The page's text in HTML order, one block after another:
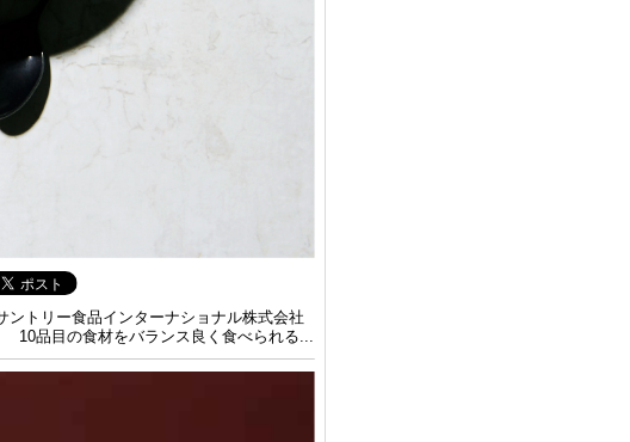
トリー⾷品インターナショナル株式会社
10品⽬の⾷材をバランス良く⾷べられる...